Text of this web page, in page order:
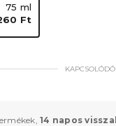
75 ml
Ft
14 napos